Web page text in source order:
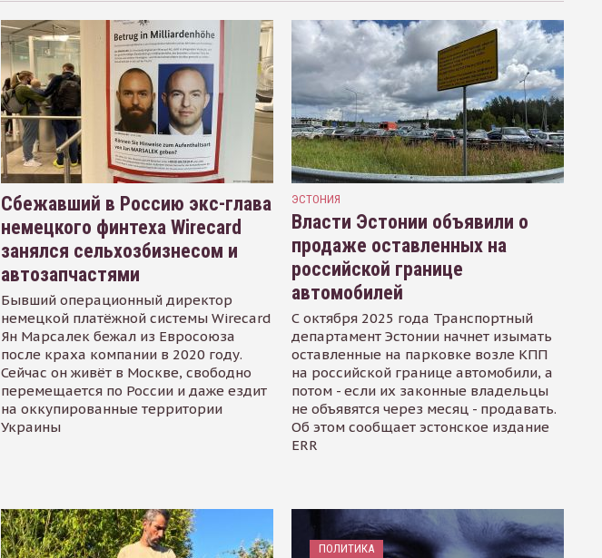
Сбежавший в Россию экс-глава
немецкого финтеха Wirecard
занялся сельхозбизнесом и
автозапчастями
Бывший операционный директор
немецкой платёжной системы Wirecard
Ян Марсалек бежал из Евросоюза
после краха компании в 2020 году.
Сейчас он живёт в Москве, свободно
перемещается по России и даже ездит
на оккупированные территории
Украины
ЭСТОНИЯ
Власти Эстонии объявили о
продаже оставленных на
российской границе
автомобилей
С октября 2025 года Транспортный
департамент Эстонии начнет изымать
оставленные на парковке возле КПП
на российской границе автомобили, а
потом - если их законные владельцы
не объявятся через месяц - продавать.
Об этом сообщает эстонское издание
ERR
ПОЛИТИКА